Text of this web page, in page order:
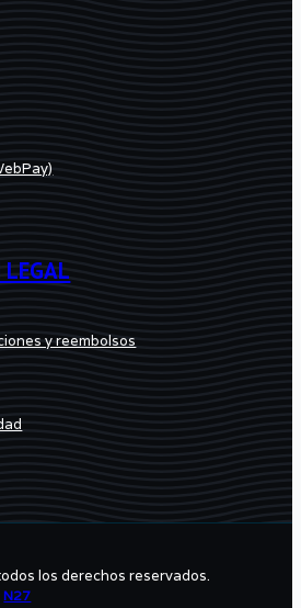
LEGAL
y reembolsos
los derechos reservados.
N27